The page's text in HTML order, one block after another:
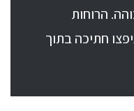
הרוחות
חתיכה בתוך